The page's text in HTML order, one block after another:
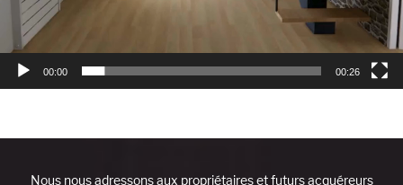
00:00 00:26
Nous nous adressons aux propriétaires et futurs acquéreurs